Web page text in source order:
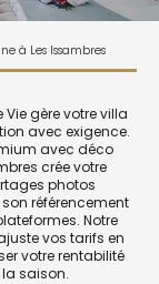
à Les Issambres
Vie gère votre villa
avec exigence.
avec déco
crée votre
photos
référencement
Notre
vos tarifs en
votre rentabilité
saison.